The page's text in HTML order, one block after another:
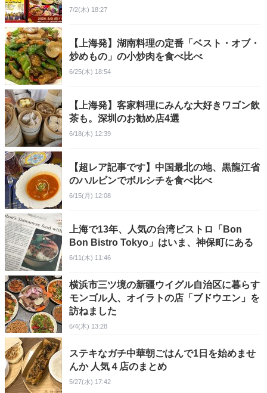
7/2(木) 18:27
【上海発】湖南料理の定番「ベスト・オブ・
炒めもの」の小炒肉を食べ比べ
6/25(木) 18:54
【上海発】客家料理にみんな大好きワゴン飲
茶も。深圳のお勧め店4選
6/18(木) 12:39
【超レア記事です】中国最北の地、黒龍江省
のハルビンでボルシチを食べ比べ
6/15(月) 12:08
上海で13年、人気の台湾ビストロ「Bon
Bon Bistro Tokyo」はいま、神保町にある
6/11(木) 11:46
横浜市三ツ境の新疆ウイグル自治区に暮らす
モンゴル人、オイラトの店「ブドウエン」を
訪ねました
6/4(木) 13:28
ステキなガチ中華朝ごはんで1日を始めませ
んか 人気４店のまとめ
5/27(水) 17:42